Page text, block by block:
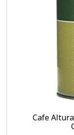
Cafe